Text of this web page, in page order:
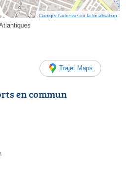
Corriger l’adresse ou la localisation
Trajet Maps
en commun